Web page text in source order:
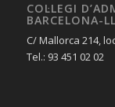
COL·LEGI
BARCELONA-
C/ Mallorca 214,
Tel.: 93 451 02 02